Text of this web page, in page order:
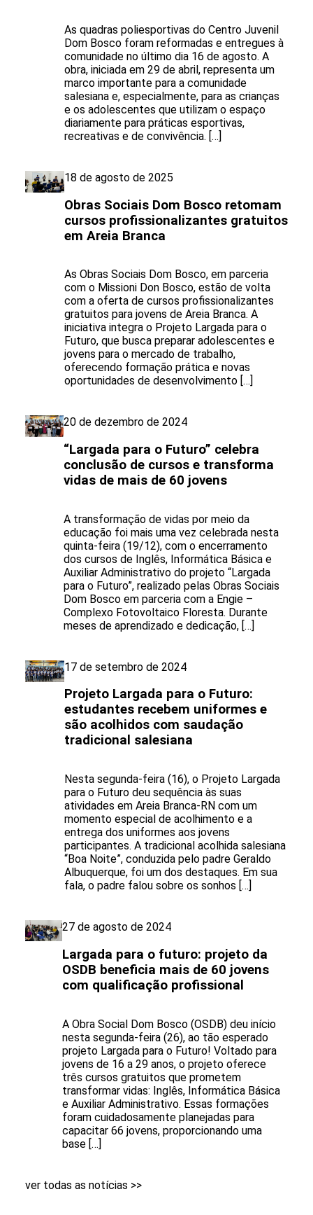
As quadras poliesportivas do Centro Juvenil
Dom Bosco foram reformadas e entregues à
comunidade no último dia 16 de agosto. A
obra, iniciada em 29 de abril, representa um
marco importante para a comunidade
salesiana e, especialmente, para as crianças
e os adolescentes que utilizam o espaço
diariamente para práticas esportivas,
recreativas e de convivência. […]
18 de agosto de 2025
Obras Sociais Dom Bosco retomam
cursos profissionalizantes gratuitos
em Areia Branca
As Obras Sociais Dom Bosco, em parceria
com o Missioni Don Bosco, estão de volta
com a oferta de cursos profissionalizantes
gratuitos para jovens de Areia Branca. A
iniciativa integra o Projeto Largada para o
Futuro, que busca preparar adolescentes e
jovens para o mercado de trabalho,
oferecendo formação prática e novas
oportunidades de desenvolvimento […]
20 de dezembro de 2024
“Largada para o Futuro” celebra
conclusão de cursos e transforma
vidas de mais de 60 jovens
A transformação de vidas por meio da
educação foi mais uma vez celebrada nesta
quinta-feira (19/12), com o encerramento
dos cursos de Inglês, Informática Básica e
Auxiliar Administrativo do projeto “Largada
para o Futuro”, realizado pelas Obras Sociais
Dom Bosco em parceria com a Engie –
Complexo Fotovoltaico Floresta. Durante
meses de aprendizado e dedicação, […]
17 de setembro de 2024
Projeto Largada para o Futuro:
estudantes recebem uniformes e
são acolhidos com saudação
tradicional salesiana
Nesta segunda-feira (16), o Projeto Largada
para o Futuro deu sequência às suas
atividades em Areia Branca-RN com um
momento especial de acolhimento e a
entrega dos uniformes aos jovens
participantes. A tradicional acolhida salesiana
“Boa Noite”, conduzida pelo padre Geraldo
Albuquerque, foi um dos destaques. Em sua
fala, o padre falou sobre os sonhos […]
27 de agosto de 2024
Largada para o futuro: projeto da
OSDB beneficia mais de 60 jovens
com qualificação profissional
A Obra Social Dom Bosco (OSDB) deu início
nesta segunda-feira (26), ao tão esperado
projeto Largada para o Futuro! Voltado para
jovens de 16 a 29 anos, o projeto oferece
três cursos gratuitos que prometem
transformar vidas: Inglês, Informática Básica
e Auxiliar Administrativo. Essas formações
foram cuidadosamente planejadas para
capacitar 66 jovens, proporcionando uma
base […]
ver todas as notícias >>